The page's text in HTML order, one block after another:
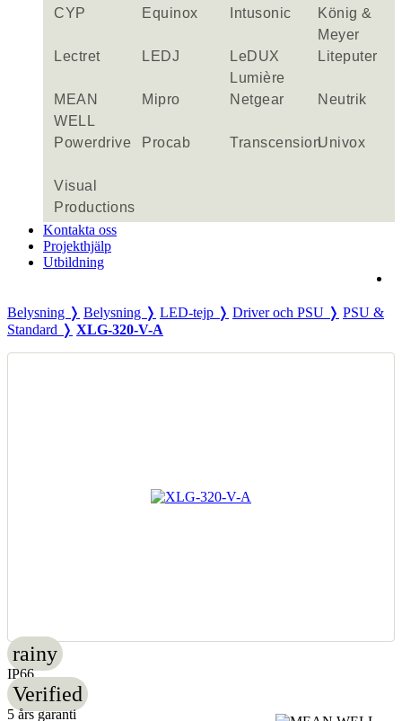
CYP Equinox Intusonic
König &
Meyer
Lectret
LEDJ
LeDUX
Lumière
Liteputer
MEAN
WELL
Mipro Netgear Neutrik
Powerdrive Procab TranscensionUnivox
Visual
Productions
Kontakta oss
Projekthjälp
Utbildning
Belysning ❭ Belysning ❭ LED-tejp ❭ Driver och PSU ❭ PSU &
Standard ❭ XLG-320-V-A
rainy
IP66
Verified
5 års garanti